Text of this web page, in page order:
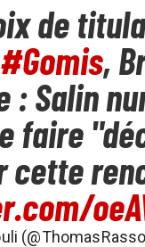
de
#Gomis,
: Salin
faire
cette